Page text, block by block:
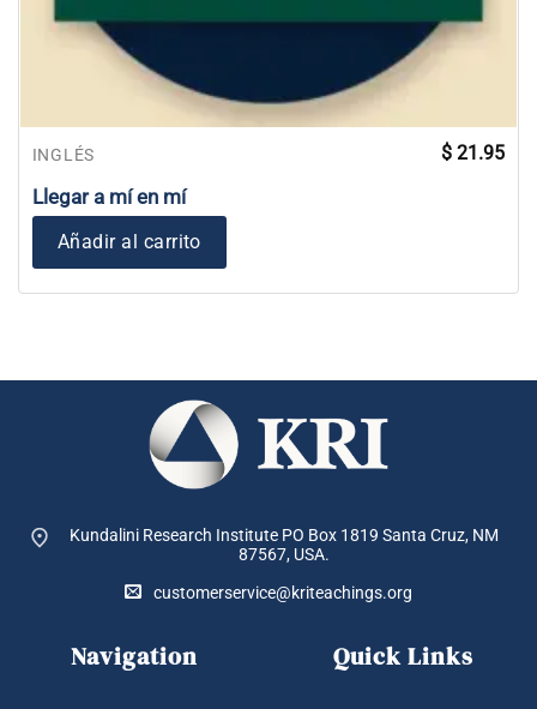
INGLÉS
Llegar a mí en mí
$ 21.95
Añadir al carrito
Kundalini Research Institute PO Box 1819 Santa Cruz, NM
87567, USA.
customerservice@kriteachings.org
Navigation Quick Links